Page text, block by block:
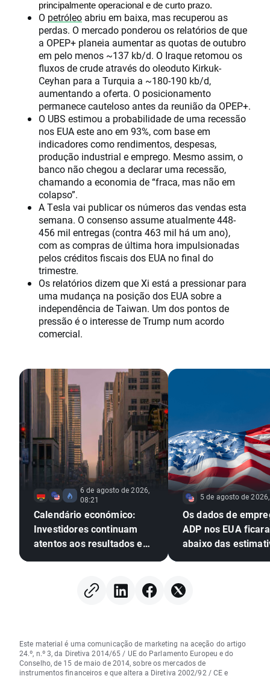
principalmente operacional e de curto prazo.
O petróleo abriu em baixa, mas recuperou as
perdas. O mercado ponderou os relatórios de que
a OPEP+ planeia aumentar as quotas de outubro
em pelo menos ~137 kb/d. O Iraque retomou os
fluxos de crude através do oleoduto Kirkuk-
Ceyhan para a Turquia a ~180-190 kb/d,
aumentando a oferta. O posicionamento
permanece cauteloso antes da reunião da OPEP+.
O UBS estimou a probabilidade de uma recessão
nos EUA este ano em 93%, com base em
indicadores como rendimentos, despesas,
produção industrial e emprego. Mesmo assim, o
banco não chegou a declarar uma recessão,
chamando a economia de “fraca, mas não em
colapso”.
A Tesla vai publicar os números das vendas esta
semana. O consenso assume atualmente 448-
456 mil entregas (contra 463 mil há um ano),
com as compras de última hora impulsionadas
pelos créditos fiscais dos EUA no final do
trimestre.
Os relatórios dizem que Xi está a pressionar para
uma mudança na posição dos EUA sobre a
independência de Taiwan. Um dos pontos de
pressão é o interesse de Trump num acordo
comercial.
6 de agosto de 2026,
08:21
Calendário económico:
Investidores continuam
atentos aos resultados em
5 de agosto de
Os dados de
ADP nos EUA
abaixo das
Este material é uma comunicação de marketing na aceção do artigo
24.º, n.º 3, da Diretiva 2014/65 / UE do Parlamento Europeu e do
Conselho, de 15 de maio de 2014, sobre os mercados de
instrumentos financeiros e que altera a Diretiva 2002/92 / CE e